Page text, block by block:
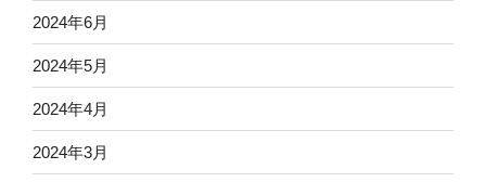
2024年6月
2024年5月
2024年4月
2024年3月